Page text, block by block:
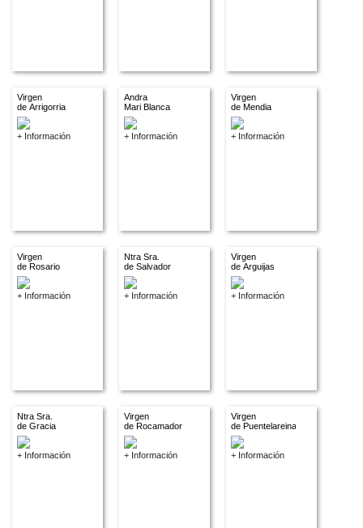
Virgen
de Arrigorria
+ Información
Andra
Mari Blanca
+ Información
Virgen
de Mendia
+ Información
Virgen
de Rosario
+ Información
Ntra Sra.
de Salvador
+ Información
Virgen
de Arguijas
+ Información
Ntra Sra.
de Gracia
+ Información
Virgen
de Rocamador
+ Información
Virgen
de Puentelareina
+ Información